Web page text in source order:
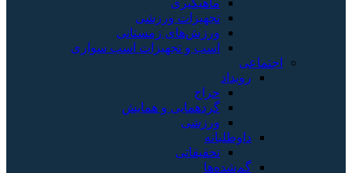
ماهیگیری
تجهیزات ورزشی
ورزش‌های زمستانی
اسب و تجهیزات اسب سواری
اجتماعی
رویداد
حراج
گردهمایی و همایش
ورزشی
داوطلبانه
تحقیقاتی
گم‌شده‌ها